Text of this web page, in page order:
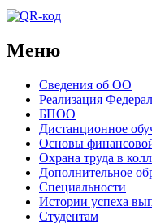
Меню
Сведения об ОО
Реализация
БПОО
Дистанционное
Основы
Охрана труда в
Дополнительное
Специальности
Истории успеха
Студентам